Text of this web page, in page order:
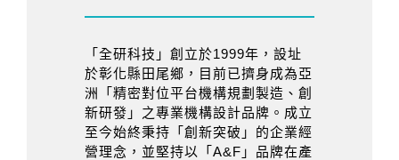
「全研科技」創立於1999年，設址
於彰化縣田尾鄉，目前已擠身成為亞
洲「精密對位平台機構規劃製造、創
新研發」之專業機構設計品牌。成立
至今始終秉持「創新突破」的企業經
營理念，並堅持以「A&F」品牌在產